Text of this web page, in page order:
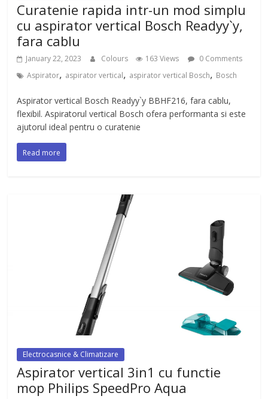
Curatenie rapida intr-un mod simplu
cu aspirator vertical Bosch Readyy`y,
fara cablu
January 22, 2023 Colours 163 Views
0 Comments
Aspirator, aspirator vertical, aspirator vertical Bosch, Bosch
Aspirator vertical Bosch Readyy`y BBHF216, fara cablu,
flexibil. Aspiratorul vertical Bosch ofera performanta si este
ajutorul ideal pentru o curatenie
Read more
Electrocasnice & Climatizare
Aspirator vertical 3in1 cu functie
mop Philips SpeedPro Aqua